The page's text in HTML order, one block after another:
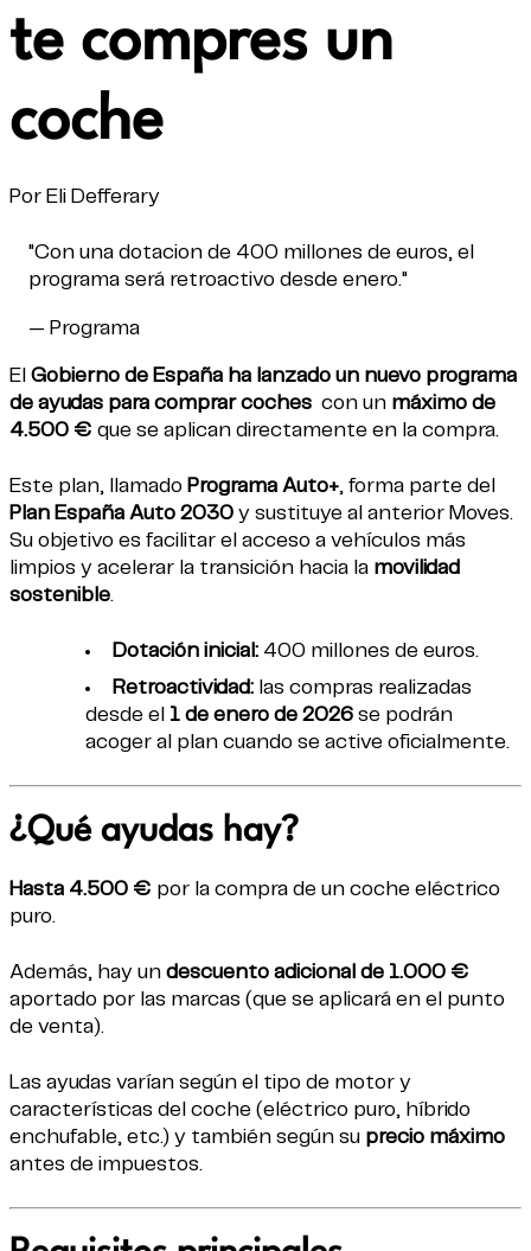
te compres un
coche
Por Eli Defferary
"Con una dotacion de 400 millones de euros, el
programa será retroactivo desde enero."
— Programa
El Gobierno de España ha lanzado un nuevo programa
de ayudas para comprar coches con un máximo de
4.500 € que se aplican directamente en la compra.
Este plan, llamado Programa Auto+, forma parte del
Plan España Auto 2030 y sustituye al anterior Moves.
Su objetivo es facilitar el acceso a vehículos más
limpios y acelerar la transición hacia la movilidad
sostenible.
Dotación inicial:400 millones de euros.
Retroactividad:las compras realizadas
desde el 1 de enero de 2026 se podrán
acoger al plan cuando se active oficialmente.
¿Qué ayudas hay?
Hasta 4.500 € por la compra de un coche eléctrico
puro.
Además, hay un descuento adicional de 1.000 €
aportado por las marcas (que se aplicará en el punto
de venta).
Las ayudas varían según el tipo de motor y
características del coche (eléctrico puro, híbrido
enchufable, etc.) y también según su precio máximo
antes de impuestos.